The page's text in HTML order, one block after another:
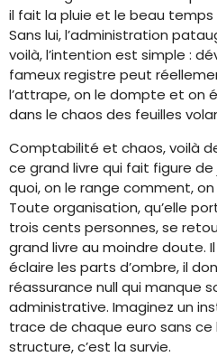
il fait la pluie et le beau temps
Sans lui, l’administration
voilà, l’intention est simple :
fameux registre peut
l’attrape, on le dompte et on
dans le chaos des feuilles
Comptabilité et chaos, voilà
ce grand livre qui fait figure
quoi, on le range comment,
Toute organisation, qu’elle
trois cents personnes, se
grand livre au moindre doute.
éclaire les parts d’ombre, il
réassurance null qui manque
administrative. Imaginez un
trace de chaque euro sans ce
structure, c’est la survie.